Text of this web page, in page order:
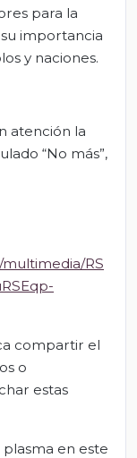
para la
importancia
y naciones.
atención la
“No más”,
RS
compartir el
o
estas
en este